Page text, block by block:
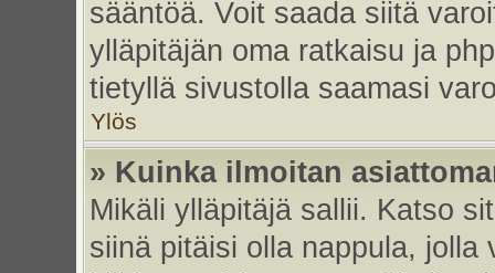
sääntöä. Voit saada siitä
ylläpitäjän oma ratkaisu ja
tietyllä sivustolla saamasi
Ylös
» Kuinka ilmoitan
Mikäli ylläpitäjä sallii. Katso
siinä pitäisi olla nappula, jolla